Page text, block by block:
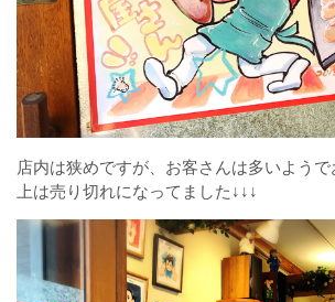
店内は狭めですが、お客さんは多いよう
上は売り切れになってました↓↓↓